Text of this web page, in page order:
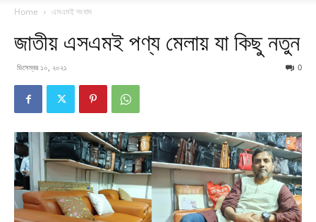
Home এসএমই সংবাদ
জাতীয় এসএমই পণ্য মেলায় যা কিছু নতুন
ডিসেম্বর ১০, ২০২১ 0